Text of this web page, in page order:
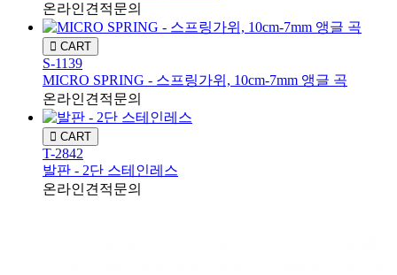
온라인견적문의
CART
S-1139
MICRO SPRING - 스프링가위, 10cm-7mm 앵글 곡
온라인견적문의
CART
T-2842
발판 - 2단 스테인레스
온라인견적문의